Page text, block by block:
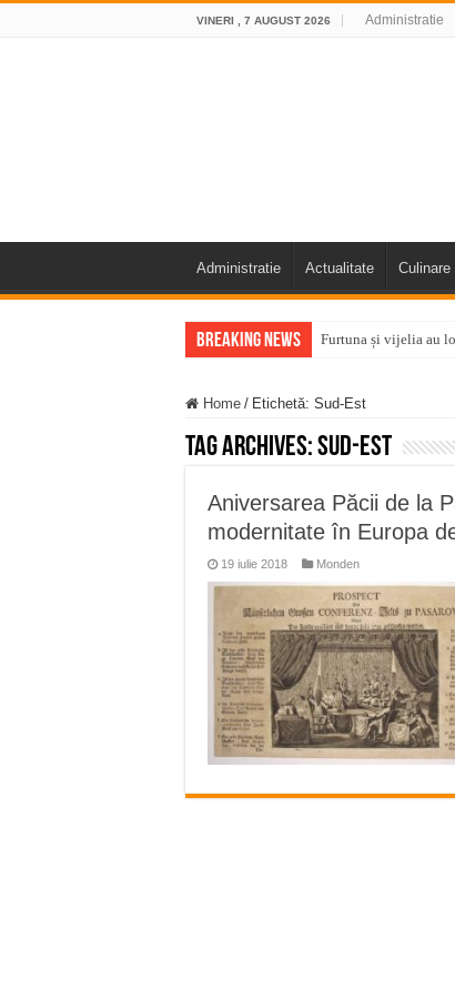
VINERI , 7 AUGUST 2026 Administratie
Administratie Actualitate Culinare
Breaking News Furtuna și vijelia au
ANUNŢ OPRIRE
Anunț important –
ANUNŢ OPRIRE
ANUNŢ OPRIRE
ANUNȚ OPRIRE
Home / Etichetă: Sud-Est
Tag Archives:Sud-Est
Aniversarea Păcii de la
modernitate în Europa
19 iulie 2018 Monden